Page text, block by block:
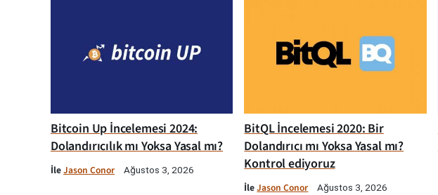
Bitcoin Up İncelemesi 2024:
Dolandırıcılık mı Yoksa Yasal mı?
İleJason Conor Ağustos 3, 2026
BitQL İncelemesi 2020: Bir
Dolandırıcı mı Yoksa Yasal mı?
Kontrol ediyoruz
İleJason Conor Ağustos 3, 2026